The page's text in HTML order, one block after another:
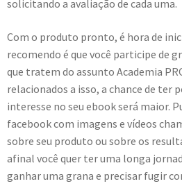
solicitando a avaliação de cada uma.
Com o produto pronto, é hora de
recomendo é que você participe de
que tratem do assunto Academia
relacionados a isso, a chance de ter
interesse no seu ebook será maior.
facebook com imagens e vídeos
sobre seu produto ou sobre os
afinal você quer ter uma longa
ganhar uma grana e precisar fugir